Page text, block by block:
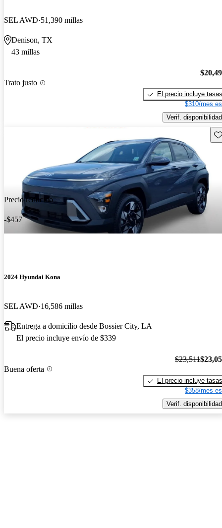
SEL AWD 51,390 millas
Denison, TX
43 millas
Trato justo
El precio incluye tasas
$310/mes
Verif. disponibilidad
Precio reducido
-$457
2024 Hyundai Kona
SEL AWD 16,586 millas
Entrega a domicilio desde Bossier City, LA
El precio incluye envío de $339
Buena oferta
$23,511
El precio incluye tasas
$358/mes
Verif. disponibilidad